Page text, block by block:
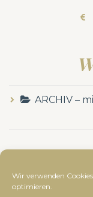
Wir verwenden
optimieren.
ARCHIV –